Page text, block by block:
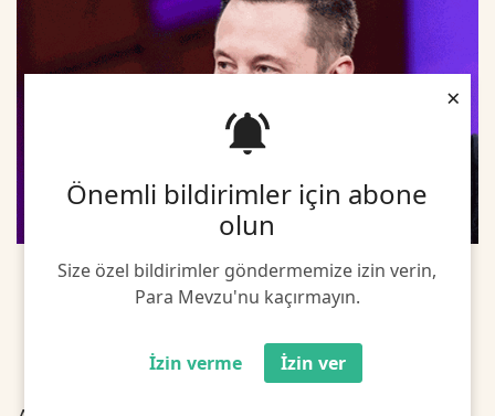
Önemli bildirimler için abone
olun
Size özel bildirimler göndermemize izin verin,
Para Mevzu'nu kaçırmayın.
İzin verme İzin ver
×